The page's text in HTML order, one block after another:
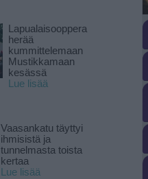
Lapualaisooppera
herää
kummittelemaan
Mustikkamaan
kesässä
Lue lisää
Vaasankatu täyttyi
ihmisistä ja
tunnelmasta toista
kertaa
Lue lisää